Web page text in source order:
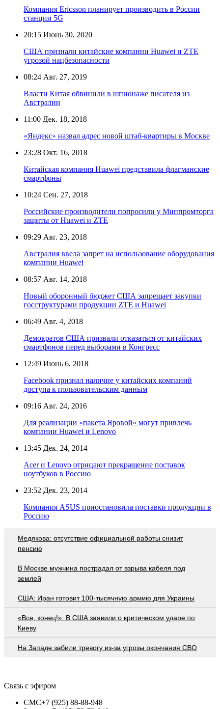
Компания Ericsson планирует производить в России
станции 5G
20:15 Июнь 30, 2020
США признали китайские компании Huawei и ZTE
угрозой нацбезопасности
08:24 Авг. 27, 2019
Власти Китая обвинили в шпионаже писателя из
Австралии
11:00 Дек. 18, 2018
«Яндекс» назвал адрес новой штаб-квартиры в Москве
23:28 Окт. 16, 2018
Китайская компания Huawei представила флагманские
смартфоны
10:24 Сен. 27, 2018
Российские производители попросили у Минпромторга
защиты от Huawei и ZTE
09:29 Авг. 23, 2018
Австралия ввела запрет на использование оборудования
компании Huawei
08:57 Авг. 14, 2018
Новый оборонный бюджет США запрещает закупки
госструктурами продукции ZTE и Huawei
06:49 Авг. 4, 2018
Демократов США призвали отказаться от китайских
смартфонов перед выборами в Конгресс
12:49 Июнь 6, 2018
Facebook признал наличие у китайских компаний
доступа к пользовательским данным
09:16 Авг. 24, 2016
Для реализации «пакета Яровой» могут привлечь
компании Huawei и Lenovo
13:45 Дек. 24, 2014
Acer и Lenovo отрицают прекращение поставок
ноутбуков в Россию
23:52 Дек. 23, 2014
Компания ASUS приостановила поставки продукции в
Россию
Медякова: отсутствие официальной работы снизит
пенсию
В Москве мужчина пострадал от взрыва кабеля под
землей
США: Иран готовит 100-тысячную армию для Украины
«Все, конец!». В США заявили о критическом ударе по
Киеву
На Западе забили тревогу из-за угрозы окончания СВО
Связь с эфиром
СМС+7 (925) 88-88-948